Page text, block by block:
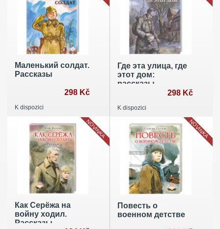
Маленький солдат.
Рассказы
298 Kč
K dispozici
Где эта улица, где
этот дом:
рассказы
298 Kč
K dispozici
Как Серёжа на
войну ходил.
Рассказы
NOVINKA
Повесть о
военном детстве
NOVINKA